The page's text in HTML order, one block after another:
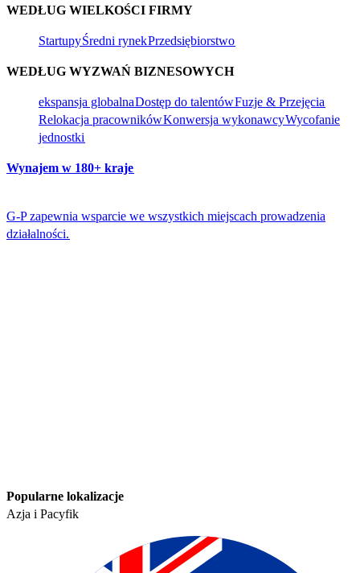
WEDŁUG WIELKOŚCI FIRMY​​
Startupy​​Średni rynek​​Przedsiębiorstwo​​
WEDŁUG WYZWAŃ BIZNESOWYCH​​
ekspansja globalna​​Dostęp do talentów​​Fuzje & Przejęcia​​
Relokacja pracowników​​Konwersja wykonawcy​​Wycofanie
jednostki​​
Wynajem w 180+ kraje​​
G-P zapewnia wsparcie we wszystkich miejscach prowadzenia
działalności.​​
Popularne lokalizacje​​
Azja i Pacyfik​​